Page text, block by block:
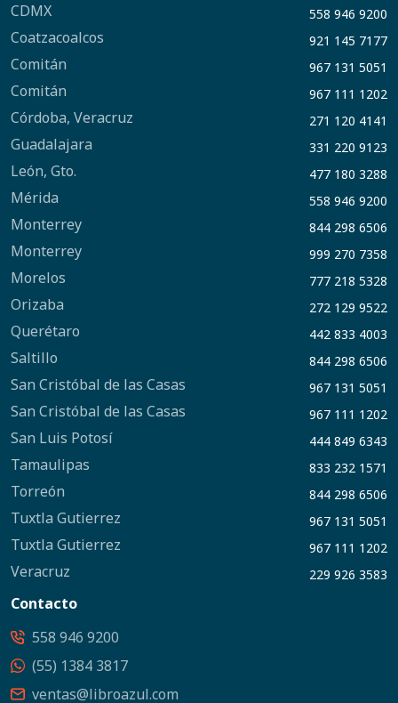
CDMX 558 946 9200
Coatzacoalcos 921 145 7177
Comitán 967 131 5051
Comitán 967 111 1202
Córdoba, Veracruz 271 120 4141
Guadalajara 331 220 9123
León, Gto. 477 180 3288
Mérida 558 946 9200
Monterrey 844 298 6506
Monterrey 999 270 7358
Morelos 777 218 5328
Orizaba 272 129 9522
Querétaro 442 833 4003
Saltillo 844 298 6506
San Cristóbal de las Casas 967 131 5051
San Cristóbal de las Casas 967 111 1202
San Luis Potosí 444 849 6343
Tamaulipas 833 232 1571
Torreón 844 298 6506
Tuxtla Gutierrez 967 131 5051
Tuxtla Gutierrez 967 111 1202
Veracruz 229 926 3583
Contacto
558 946 9200
(55) 1384 3817
ventas@libroazul.com